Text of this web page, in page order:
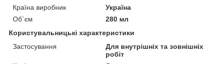
Країна виробник
Україна
Об`єм
280 мл
Користувальницькі характеристики
Застосування
Для внутрішніх та зовнішніх
робіт